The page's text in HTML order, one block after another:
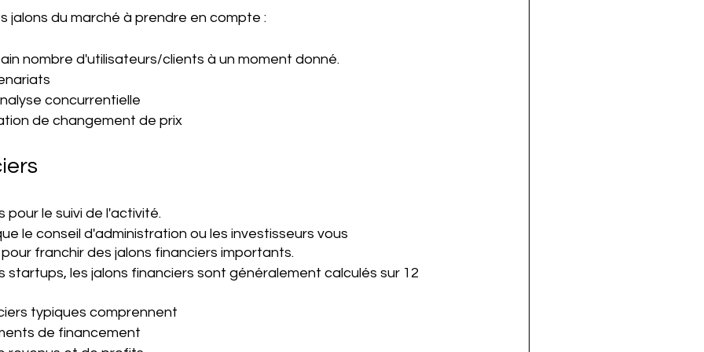
jalons du marché à prendre en compte :
nombre d'utilisateurs/clients à un moment donné.
concurrentielle
de changement de prix
pour le suivi de l'activité.
le conseil d'administration ou les investisseurs vous
franchir des jalons financiers importants.
startups, les jalons financiers sont généralement calculés sur 12
typiques comprennent
de financement